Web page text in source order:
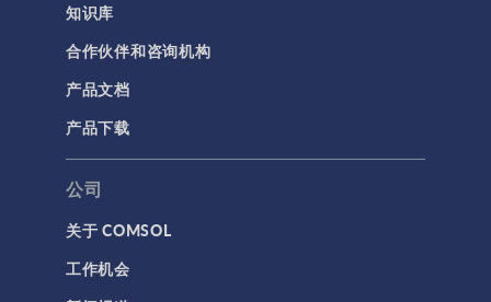
知识库
合作伙伴和咨询机构
产品文档
产品下载
公司
关于 COMSOL
工作机会